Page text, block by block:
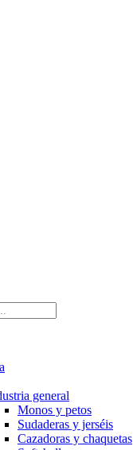
general
Monos y petos
Sudaderas y jerséis
Cazadoras y chaquetas